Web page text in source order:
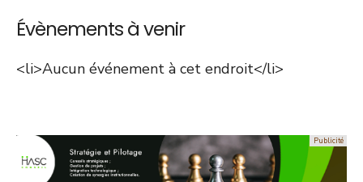
Évènements à venir
<li>Aucun événement à cet endroit</li>